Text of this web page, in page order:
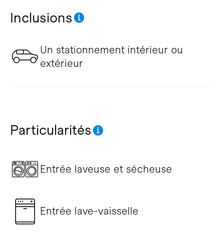
Inclusions
Un stationnement intérieur ou
extérieur
Particularités
Entrée laveuse et sécheuse
Entrée lave-vaisselle